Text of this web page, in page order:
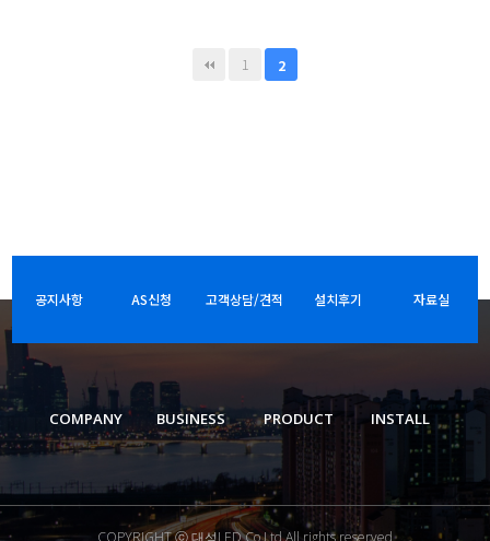
1 2
공지사항 AS신청 고객상담/견적 설치후기 자료실
COMPANY BUSINESS PRODUCT INSTALL
COPYRIGHT ⓒ 대성LED Co.Ltd.All rights reserved